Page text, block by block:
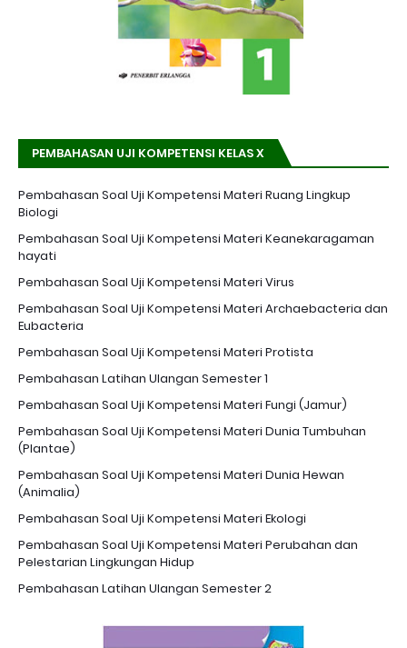
PEMBAHASAN UJI KOMPETENSI KELAS X
Pembahasan Soal Uji Kompetensi Materi Ruang Lingkup
Biologi
Pembahasan Soal Uji Kompetensi Materi Keanekaragaman
hayati
Pembahasan Soal Uji Kompetensi Materi Virus
Pembahasan Soal Uji Kompetensi Materi Archaebacteria dan
Eubacteria
Pembahasan Soal Uji Kompetensi Materi Protista
Pembahasan Latihan Ulangan Semester 1
Pembahasan Soal Uji Kompetensi Materi Fungi (Jamur)
Pembahasan Soal Uji Kompetensi Materi Dunia Tumbuhan
(Plantae)
Pembahasan Soal Uji Kompetensi Materi Dunia Hewan
(Animalia)
Pembahasan Soal Uji Kompetensi Materi Ekologi
Pembahasan Soal Uji Kompetensi Materi Perubahan dan
Pelestarian Lingkungan Hidup
Pembahasan Latihan Ulangan Semester 2